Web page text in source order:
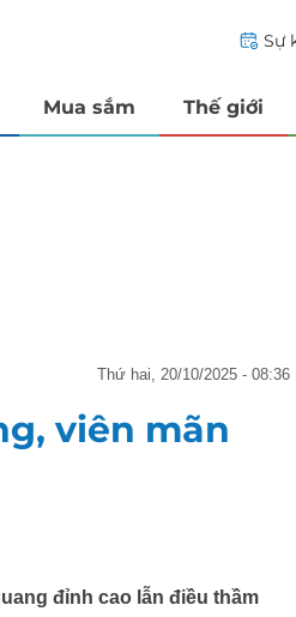
Sự
Mua sắm Thế giới
thứ hai, 20/10/2025 - 08:36
viên mãn
đỉnh cao lẫn điều thầm